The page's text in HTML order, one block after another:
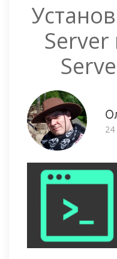
Server